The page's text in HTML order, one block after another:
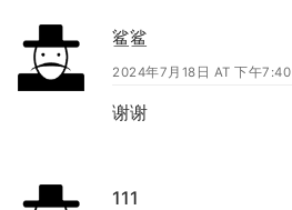
鲨鲨
2024年7月18日 AT 下午7:40
谢谢
111